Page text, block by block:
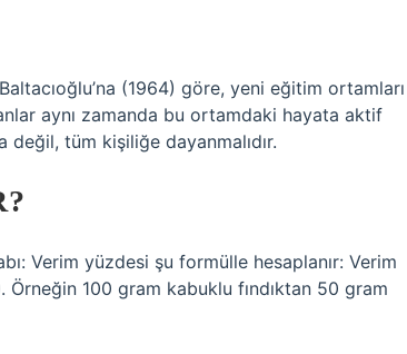
(1964) göre, yeni eğitim ortamları
aynı zamanda bu ortamdaki hayata aktif
değil, tüm kişiliğe dayanmalıdır.
Verim yüzdesi şu formülle hesaplanır: Verim
Örneğin 100 gram kabuklu fındıktan 50 gram